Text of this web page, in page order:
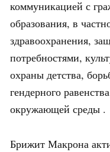
коммуникацией с
образования, в
здравоохранения,
потребностями,
охраны детства,
гендерного
окружающей среды .
Брижит Макрона